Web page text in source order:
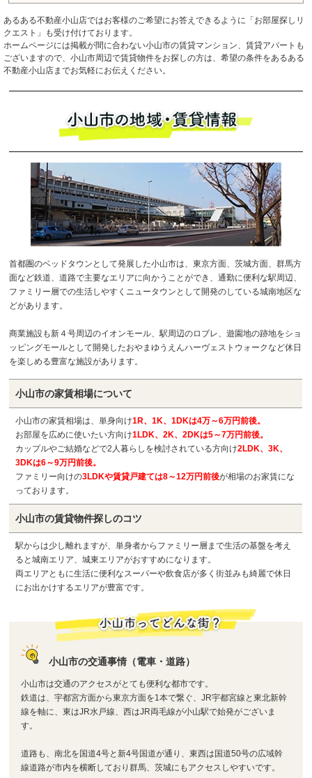
あるある不動産小山店ではお客様のご希望にお答えできるように「お部屋探しリ
クエスト」も受け付けております。
ホームページには掲載が間に合わない小山市の賃貸マンション、賃貸アパートも
ございますので、小山市周辺で賃貸物件をお探しの方は、希望の条件をあるある
不動産小山店までお気軽にお伝えください。
首都圏のベッドタウンとして発展した小山市は、東京方面、茨城方面、群馬方
面など鉄道、道路で主要なエリアに向かうことができ、通勤に便利な駅周辺、
ファミリー層での生活しやすくニュータウンとして開発のしている城南地区な
どがあります。
商業施設も新４号周辺のイオンモール、駅周辺のロブレ、遊園地の跡地をショ
ッピングモールとして開発したおやまゆうえんハーヴェストウォークなど休日
を楽しめる豊富な施設があります。
小山市の家賃相場について
小山市の家賃相場は、単身向け1R、1K、1DKは4万～6万円前後。
お部屋を広めに使いたい方向け1LDK、2K、2DKは5～7万円前後。
カップルやご結婚などで2人暮らしを検討されている方向け2LDK、3K、
3DKは6～9万円前後。
ファミリー向けの3LDKや賃貸戸建ては8～12万円前後が相場のお家賃にな
っております。
小山市の賃貸物件探しのコツ
駅からは少し離れますが、単身者からファミリー層まで生活の基盤を考え
ると城南エリア、城東エリアがおすすめになります。
両エリアともに生活に便利なスーパーや飲食店が多く街並みも綺麗で休日
にお出かけするエリアが豊富です。
小山市の交通事情（電車・道路）
小山市は交通のアクセスがとても便利な都市です。
鉄道は、宇都宮方面から東京方面を1本で繋ぐ、JR宇都宮線と東北新幹
線を軸に、東はJR水戸線、西はJR両毛線が小山駅で始発がございま
す。
道路も、南北を国道4号と新4号国道が通り、東西は国道50号の広域幹
線道路が市内を横断しており群馬、茨城にもアクセスしやすいです。